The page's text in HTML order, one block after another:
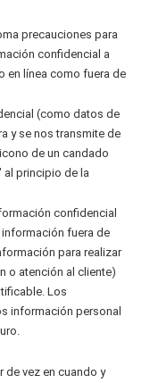
precauciones para
confidencial a
en línea como fuera de
(como datos de
y se nos transmite de
de un candado
al principio de la
confidencial
fuera de
para realizar
o atención al cliente)
Los
información personal
de vez en cuando y